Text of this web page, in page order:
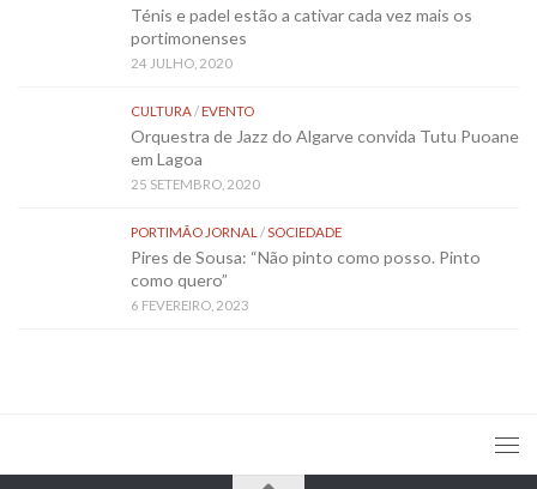
Ténis e padel estão a cativar cada vez mais os
portimonenses
24 JULHO, 2020
CULTURA/EVENTO
Orquestra de Jazz do Algarve convida Tutu Puoane
em Lagoa
25 SETEMBRO, 2020
PORTIMÃO JORNAL /SOCIEDADE
Pires de Sousa: “Não pinto como posso. Pinto
como quero”
6 FEVEREIRO, 2023